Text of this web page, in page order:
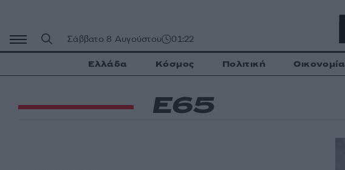
περιεχόμενο
Σάββατο 8 Αυγούστου 01:22
Ελλάδα Κόσμος Πολιτική Οικονομία
Ε65